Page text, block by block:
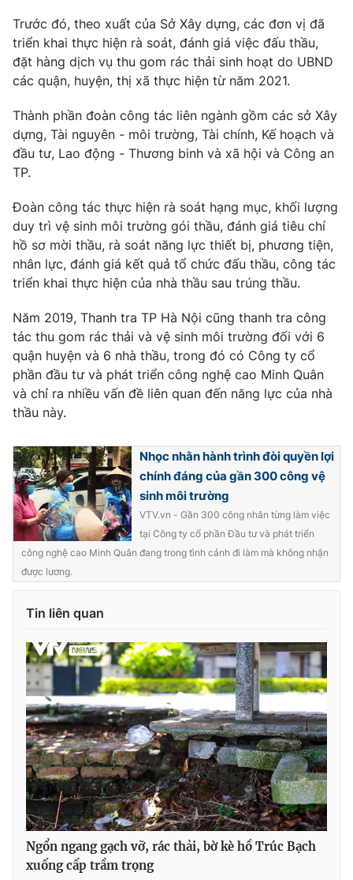
Sản phẩm
Thị trường
Giao lưu trực tuyến
Lịch phát sóng
Chuyên mục khác
Emagazine Podcast
Photo Infographic
Video Shorts video
VTV Money VTV Thể thao
VTV Sức khoẻ Bất động sản
Thị trường 24h Tấm lòng Việt
VTV9 VTV8
Liên hệ tòa soạn English
Theo dõi báo trên
Cơ quan chủ quản:Đài Truyền hình Việt Nam
Cơ quan báo chí:Thời báo VTV
Giấy phép hoạt động báo in và báo điện tử số 483/GP-BTTTT
cấp ngày 29/12/2023
Tổng Biên tập:Vũ Thanh Thủy
Phó Tổng Biên tập:Nguyễn Thị Mỹ Hạnh, Phạm Quốc Thắng,
Nguyễn Trọng Ninh
Tổng đài VTV: 024.38 355 931 - 024.38 355 932
Trước đó, theo xuất của Sở Xây dựng, các đơn vị đã
triển khai thực hiện rà soát, đánh giá việc đấu thầu,
đặt hàng dịch vụ thu gom rác thải sinh hoạt do UBND
các quận, huyện, thị xã thực hiện từ năm 2021.
Thành phần đoàn công tác liên ngành gồm các sở Xây
dựng, Tài nguyên - môi trường, Tài chính, Kế hoạch và
đầu tư, Lao động - Thương binh và xã hội và Công an
TP.
Đoàn công tác thực hiện rà soát hạng mục, khối lượng
duy trì vệ sinh môi trường gói thầu, đánh giá tiêu chí
hồ sơ mời thầu, rà soát năng lực thiết bị, phương tiện,
nhân lực, đánh giá kết quả tổ chức đấu thầu, công tác
triển khai thực hiện của nhà thầu sau trúng thầu.
Năm 2019, Thanh tra TP Hà Nội cũng thanh tra công
tác thu gom rác thải và vệ sinh môi trường đối với 6
quận huyện và 6 nhà thầu, trong đó có Công ty cổ
phần đầu tư và phát triển công nghệ cao Minh Quân
và chỉ ra nhiều vấn đề liên quan đến năng lực của nhà
thầu này.
Nhọc nhằn hành trình đòi quyền lợi
chính đáng của gần 300 công vệ
sinh môi trường
VTV.vn - Gần 300 công nhân từng làm việc
tại Công ty cổ phần Đầu tư và phát triển
công nghệ cao Minh Quân đang trong tình cảnh đi làm mà không nhận
được lương.
Tin liên quan
Ngổn ngang gạch vỡ, rác thải, bờ kè hồ Trúc Bạch
xuống cấp trầm trọng